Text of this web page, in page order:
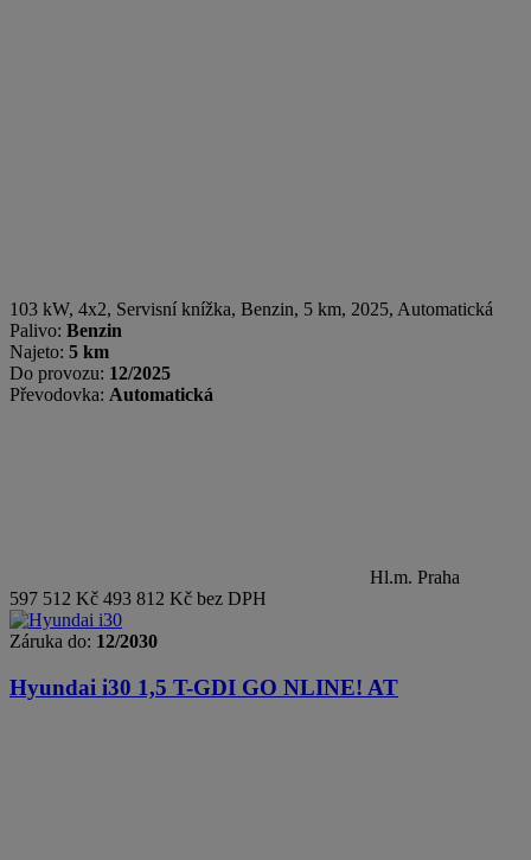
103 kW, 4x2, Servisní knížka, Benzin, 5 km, 2025, Automatická
Palivo: Benzin
Najeto: 5 km
Do provozu: 12/2025
Převodovka: Automatická
Hl.m. Praha
597 512 Kč 493 812 Kč bez DPH
Záruka do: 12/2030
Hyundai i30 1,5 T-GDI GO NLINE! AT